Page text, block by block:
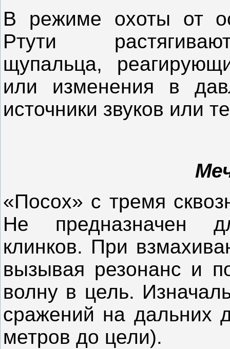
В режиме охоты от
Ртути
щупальца,
или изменения в
источники звуков или
«Посох» с тремя
Не предназначен
клинков. При
вызывая резонанс и
волну в цель.
сражений на дальних
метров до цели).